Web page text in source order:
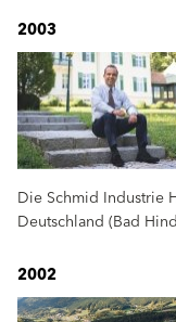
2003
Die Schmid Industrie
Deutschland (Bad
2002